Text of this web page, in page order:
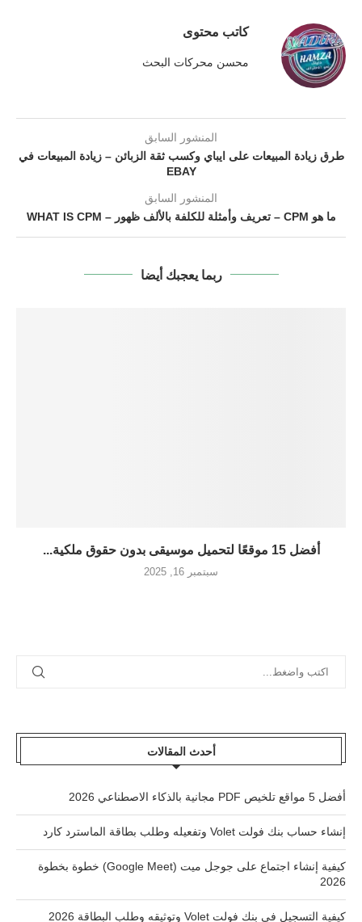
كاتب محتوى
محسن محركات البحث
المنشور السابق
طرق زيادة المبيعات على ايباي وكسب ثقة الزبائن – زيادة المبيعات في
EBAY
المنشور السابق
ما هو CPM – تعريف وأمثلة للكلفة بالألف ظهور – WHAT IS CPM
ربما يعجبك أيضا
أفضل 15 موقعًا لتحميل موسيقى بدون حقوق ملكية...
سبتمبر 16, 2025
أحدث المقالات
أفضل 5 مواقع تلخيص PDF مجانية بالذكاء الاصطناعي 2026
إنشاء حساب بنك فولت Volet وتفعيله وطلب بطاقة الماسترد كارد
كيفية إنشاء اجتماع على جوجل ميت (Google Meet) خطوة بخطوة
2026
كيفية التسجيل في بنك فولت Volet وتوثيقه وطلب البطاقة 2026